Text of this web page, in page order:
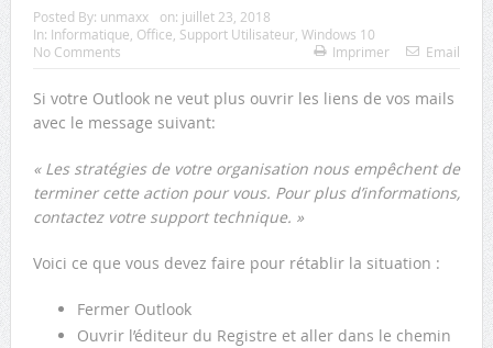
Posted By: unmaxx on: juillet 23, 2018
In: Informatique Office Support Utilisateur, Windows 10
No Comments
Imprimer Email
Si votre Outlook ne veut plus ouvrir les liens de vos mails
avec le message suivant:
« Les stratégies de votre organisation nous empêchent de
terminer cette action pour vous. Pour plus d’informations,
contactez votre support technique. »
Voici ce que vous devez faire pour rétablir la situation :
Fermer Outlook
Ouvrir l’éditeur du Registre et aller dans le chemin